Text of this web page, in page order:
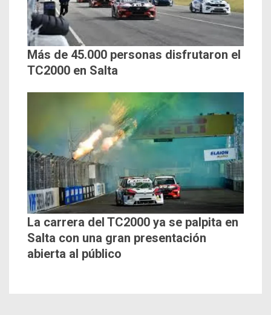
Más de 45.000 personas disfrutaron el
TC2000 en Salta
La carrera del TC2000 ya se palpita en
Salta con una gran presentación
abierta al público